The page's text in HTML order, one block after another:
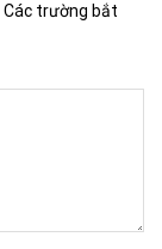
Các trường bắt